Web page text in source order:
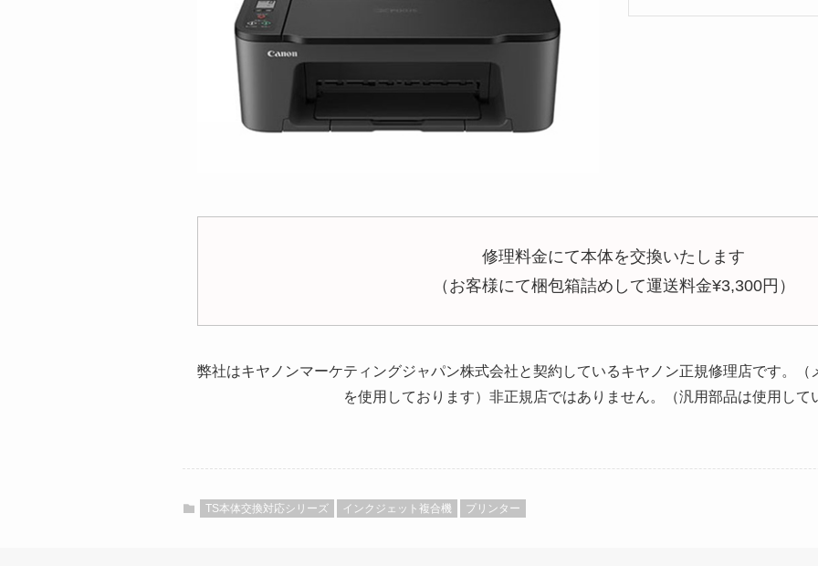
修理料金にて本体を交換いたします
（お客様にて梱包箱詰めして運送料金¥3,300円）
弊社はキヤノンマーケティングジャパン株式会社と契約しているキヤノン正規修理店です。
を使用しております）非正規店ではありません。（汎用部品は使用して
TS本体交換対応シリーズ インクジェット複合機 プリンター